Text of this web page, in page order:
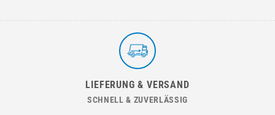
LIEFERUNG & VERSAND
SCHNELL & ZUVERLÄSSIG